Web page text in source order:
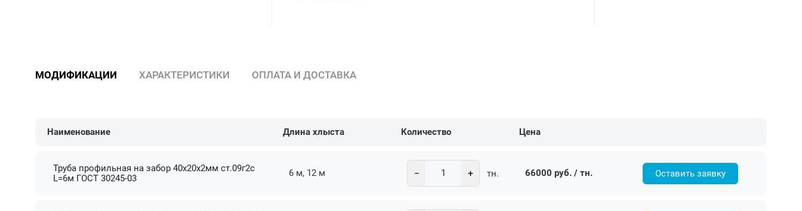
МОДИФИКАЦИИ ХАРАКТЕРИСТИКИ ОПЛАТА И ДОСТАВКА
Наименование Длина хлыста Количество Цена
Труба профильная на забор 40х20х2мм ст.09г2с
L=6м ГОСТ 30245-03
6 м, 12 м − + тн. 66000 руб. / тн. Оставить заявку